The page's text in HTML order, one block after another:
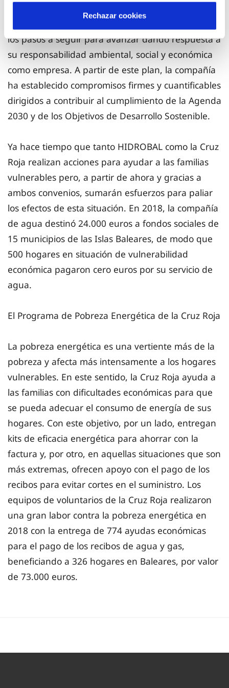
Rechazar cookies
los pasos a seguir para avanzar dando respuesta a
su responsabilidad ambiental, social y económica
como empresa. A partir de este plan, la compañía
ha establecido compromisos firmes y cuantificables
dirigidos a contribuir al cumplimiento de la Agenda
2030 y de los Objetivos de Desarrollo Sostenible.
Ya hace tiempo que tanto HIDROBAL como la Cruz
Roja realizan acciones para ayudar a las familias
vulnerables pero, a partir de ahora y gracias a
ambos convenios, sumarán esfuerzos para paliar
los efectos de esta situación. En 2018, la compañía
de agua destinó 24.000 euros a fondos sociales de
15 municipios de las Islas Baleares, de modo que
500 hogares en situación de vulnerabilidad
económica pagaron cero euros por su servicio de
agua.
El Programa de Pobreza Energética de la Cruz Roja
La pobreza energética es una vertiente más de la
pobreza y afecta más intensamente a los hogares
vulnerables. En este sentido, la Cruz Roja ayuda a
las familias con dificultades económicas para que
se pueda adecuar el consumo de energía de sus
hogares. Con este objetivo, por un lado, entregan
kits de eficacia energética para ahorrar con la
factura y, por otro, en aquellas situaciones que son
más extremas, ofrecen apoyo con el pago de los
recibos para evitar cortes en el suministro. Los
equipos de voluntarios de la Cruz Roja realizaron
una gran labor contra la pobreza energética en
2018 con la entrega de 774 ayudas económicas
para el pago de los recibos de agua y gas,
beneficiando a 326 hogares en Baleares, por valor
de 73.000 euros.